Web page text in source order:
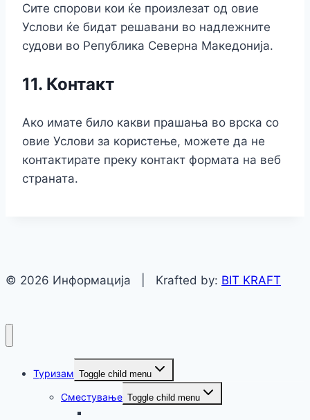
Сите спорови кои ќе произлезат од овие
Услови ќе бидат решавани во надлежните
судови во Република Северна Македонија.
11. Контакт
Ако имате било какви прашања во врска со
овие Услови за користење, можете да не
контактирате преку контакт формата на веб
страната.
© 2026 Информација | Krafted by: BIT KRAFT
Туризам Toggle child menu
Сместување Toggle child menu